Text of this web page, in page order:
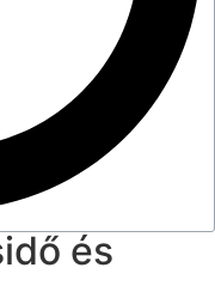
és